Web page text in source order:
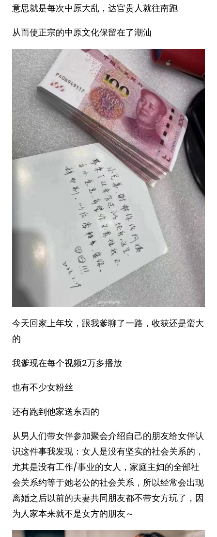
意思就是每次中原大乱，达官贵人就往南跑
从而使正宗的中原文化保留在了潮汕
今天回家上年坟，跟我爹聊了一路，收获还是蛮大
的
我爹现在每个视频2万多播放
也有不少女粉丝
还有跑到他家送东西的
从男人们带女伴参加聚会介绍自己的朋友给女伴认
识这件事我发现：女人是没有坚实的社会关系的，
尤其是没有工作/事业的女人，家庭主妇的全部社
会关系约等于她老公的社会关系，所以经常会出现
离婚之后以前的夫妻共同朋友都不带女方玩了，因
为人家本来就不是女方的朋友～